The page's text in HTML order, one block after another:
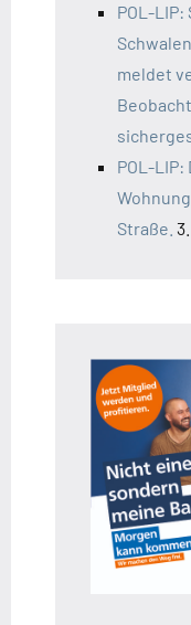
POL-
meldet
POL-LIP:
Straße.